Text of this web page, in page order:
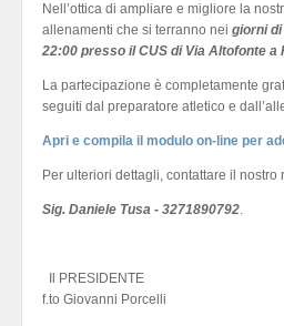
Nell’ottica di ampliare e migliore la
allenamenti che si terranno nei giorni
22:00 presso il CUS di Via Altofonte a
La partecipazione è completamente
seguiti dal preparatore atletico e
Apri e compila il modulo on-line per
Per ulteriori dettagli, contattare il nostro
Sig. Daniele Tusa - 3271890792.
Il PRESIDENTE
f.to Giovanni Porcelli